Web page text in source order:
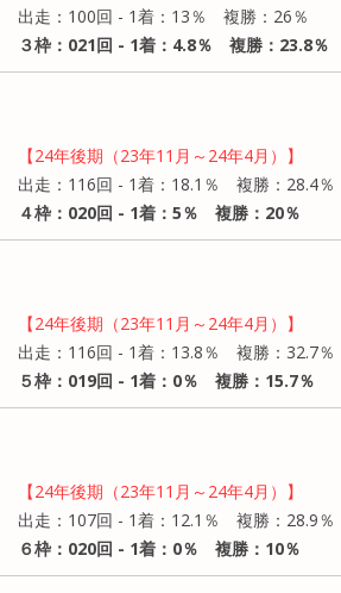
出走：100回 - 1着：13％ 複勝：26％
３枠：021回 - 1着：4.8％ 複勝：23.8％
【24年後期（23年11月～24年4月）】
出走：116回 - 1着：18.1％ 複勝：28.4％
４枠：020回 - 1着：5％ 複勝：20％
【24年後期（23年11月～24年4月）】
出走：116回 - 1着：13.8％ 複勝：32.7％
５枠：019回 - 1着：0％ 複勝：15.7％
【24年後期（23年11月～24年4月）】
出走：107回 - 1着：12.1％ 複勝：28.9％
６枠：020回 - 1着：0％ 複勝：10％